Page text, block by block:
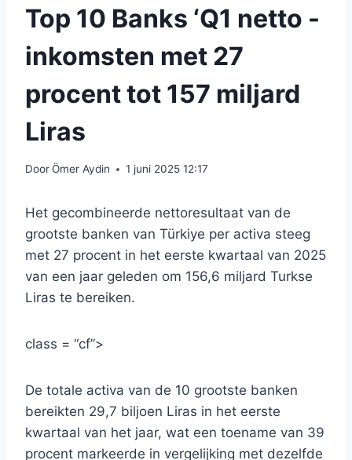
Top 10 Banks ‘Q1 netto -
inkomsten met 27
procent tot 157 miljard
Liras
DoorÖmer Aydin 1 juni 2025 12:17
Het gecombineerde nettoresultaat van de
grootste banken van Türkiye per activa steeg
met 27 procent in het eerste kwartaal van 2025
van een jaar geleden om 156,6 miljard Turkse
Liras te bereiken.
class = “cf”>
De totale activa van de 10 grootste banken
bereikten 29,7 biljoen Liras in het eerste
kwartaal van het jaar, wat een toename van 39
procent markeerde in vergelijking met dezelfde